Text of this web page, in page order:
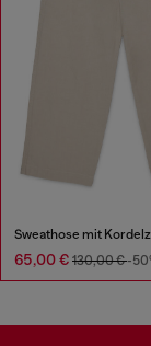
65,00 € 130,00 €-